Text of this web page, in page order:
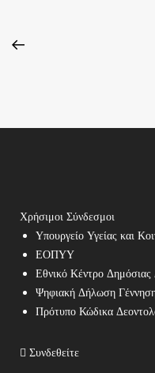
Χρήσιμοι Σύνδεσμοι
Υπουργείο Υγείας και
ΕΟΠΥΥ
Εθνικό Κέντρο Δημόσιας
Ψηφιακή Δήλωση
Πρότυπο Κώδικα
Συνδεθείτε